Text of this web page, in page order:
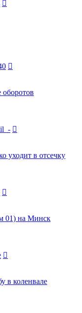
оборотов
уходит в отсечку
01) на Минск
в коленвале